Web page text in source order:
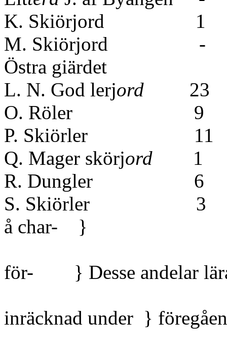
K.
M.
Östra giärdet
L. N. God lerjord 23
O. Röler 9
P. Skiörler
Q. Mager skörjord
1
R. Dungler
S. Skiörler 3 7 3/
å char- }
för- } Desse andelar
inräcknad under }